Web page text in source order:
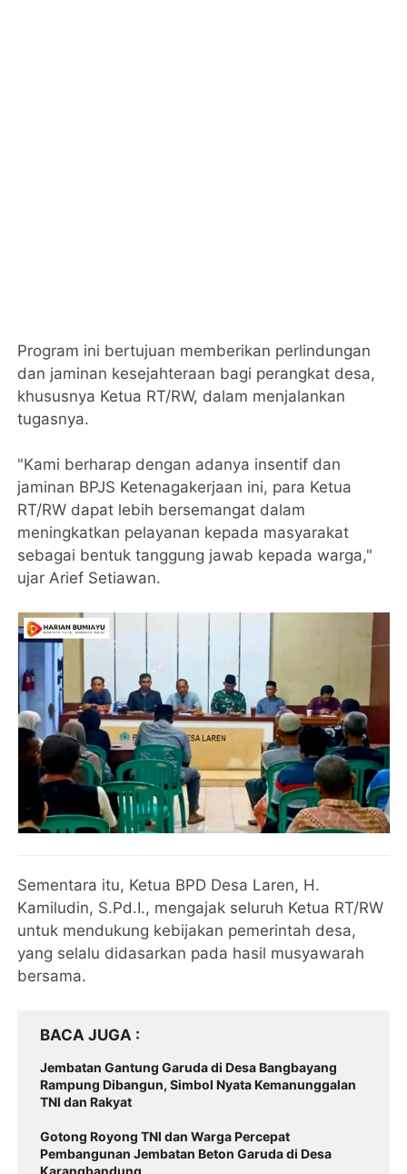
Program ini bertujuan memberikan perlindungan
dan jaminan kesejahteraan bagi perangkat desa,
khususnya Ketua RT/RW, dalam menjalankan
tugasnya.
"Kami berharap dengan adanya insentif dan
jaminan BPJS Ketenagakerjaan ini, para Ketua
RT/RW dapat lebih bersemangat dalam
meningkatkan pelayanan kepada masyarakat
sebagai bentuk tanggung jawab kepada warga,"
ujar Arief Setiawan.
Sementara itu, Ketua BPD Desa Laren, H.
Kamiludin, S.Pd.I., mengajak seluruh Ketua RT/RW
untuk mendukung kebijakan pemerintah desa,
yang selalu didasarkan pada hasil musyawarah
bersama.
BACA JUGA
Jembatan Gantung Garuda di Desa Bangbayang
Rampung Dibangun, Simbol Nyata Kemanunggalan
TNI dan Rakyat
Gotong Royong TNI dan Warga Percepat
Pembangunan Jembatan Beton Garuda di Desa
Karangbandung